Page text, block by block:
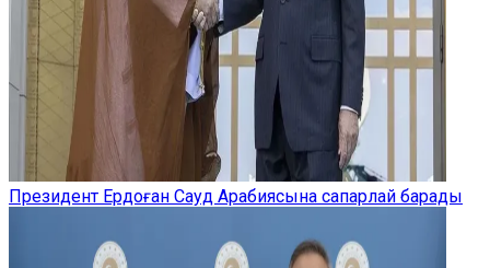
Президент Ердоған Сауд Арабиясына сапарлай барады